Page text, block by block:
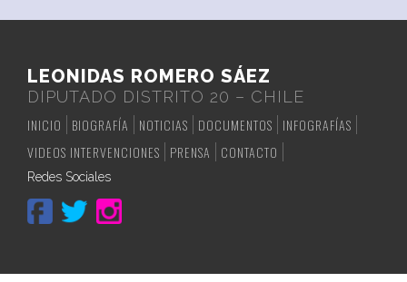
LEONIDAS ROMERO SÁEZ
DIPUTADO DISTRITO 20 – CHILE
INICIO
BIOGRAFÍA NOTICIAS DOCUMENTOS
INFOGRAFÍAS
VIDEOS INTERVENCIONES
PRENSA CONTACTO
Redes Sociales